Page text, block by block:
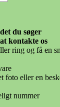
du søger
kontakte os
ring og få en
foto eller en
nummer